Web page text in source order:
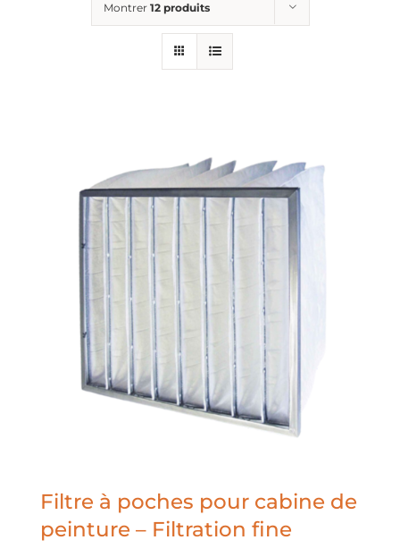
Montrer 12 produits
Filtre à poches pour cabine de
peinture – Filtration fine